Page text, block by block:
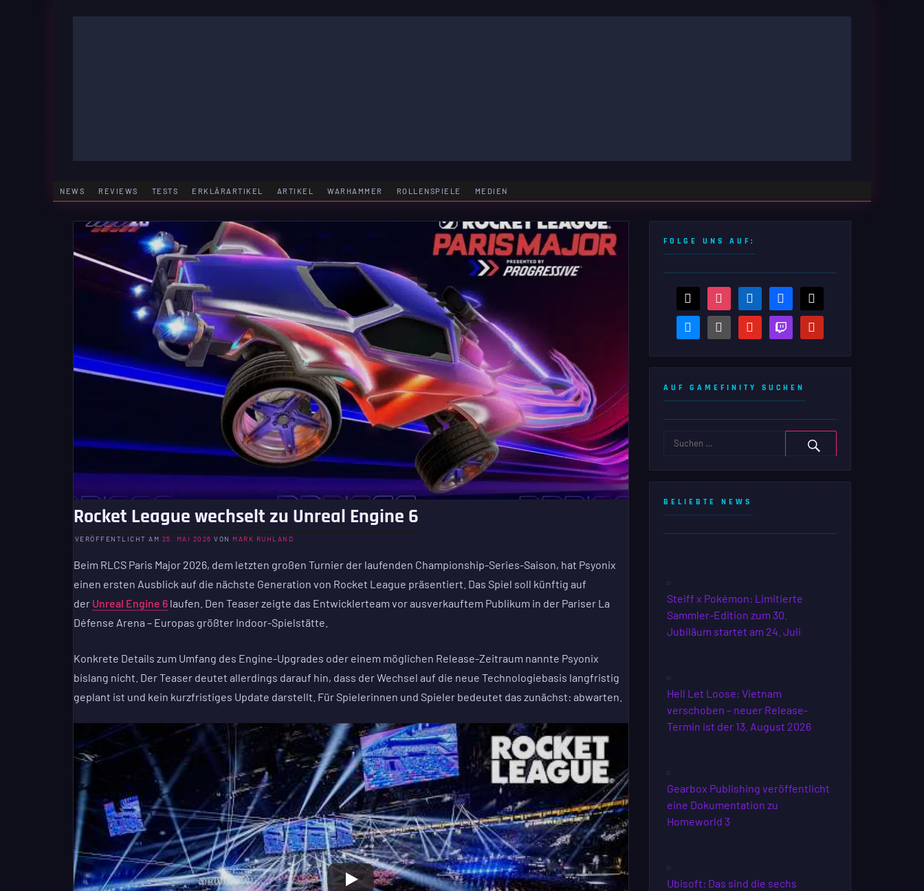
NEWS REVIEWS TESTS ERKLÄRARTIKEL ARTIKEL WARHAMMER ROLLENSPIELE MEDIEN
Rocket League wechselt zu Unreal Engine 6
VERÖFFENTLICHT AM 25. MAI 2026 VON MARK RUHLAND
Beim RLCS Paris Major 2026, dem letzten großen Turnier der laufenden Championship-Series-Saison, hat Psyonix
einen ersten Ausblick auf die nächste Generation von Rocket League präsentiert. Das Spiel soll künftig auf
der Unreal Engine 6laufen. Den Teaser zeigte das Entwicklerteam vor ausverkauftem Publikum in der Pariser La
Défense Arena – Europas größter Indoor-Spielstätte.
Konkrete Details zum Umfang des Engine-Upgrades oder einem möglichen Release-Zeitraum nannte Psyonix
bislang nicht. Der Teaser deutet allerdings darauf hin, dass der Wechsel auf die neue Technologiebasis langfristig
geplant ist und kein kurzfristiges Update darstellt. Für Spielerinnen und Spieler bedeutet das zunächst: abwarten.
FOLGE UNS AUF:
threads instagramlinkedin facebook
bluesky steam-
square
youtubetwitch pinterest
AUF GAMEFINITY SUCHEN
BELIEBTE NEWS
Steiff x Pokémon: Limitierte
Sammler-Edition zum 30.
Jubiläum startet am 24. Juli
Hell Let Loose: Vietnam
verschoben – neuer Release-
Termin ist der 13. August 2026
Gearbox Publishing veröffentlicht
eine Dokumentation zu
Homeworld 3
Ubisoft: Das sind die sechs